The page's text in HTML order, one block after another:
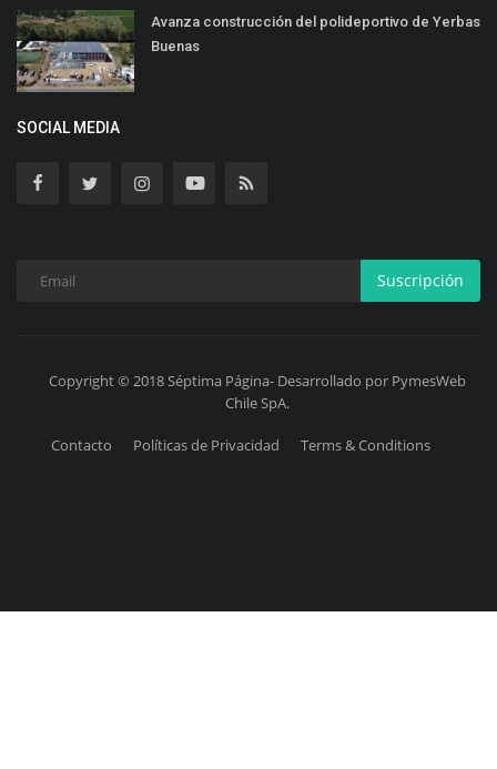
Avanza construcción del polideportivo de Yerbas
Buenas
SOCIAL MEDIA
Suscripción
Copyright © 2018 Séptima Página- Desarrollado por PymesWeb
Chile SpA.
Contacto Políticas de Privacidad Terms & Conditions